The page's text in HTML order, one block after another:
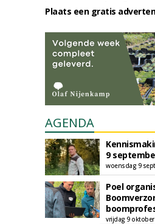
Plaats een gratis
AGENDA
9
woensdag 9
Poel
vrijdag 9 oktober